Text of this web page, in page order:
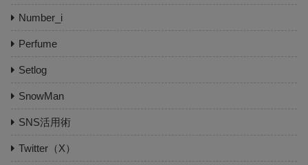
Number_i
Perfume
Setlog
SnowMan
SNS活用術
Twitter（X）